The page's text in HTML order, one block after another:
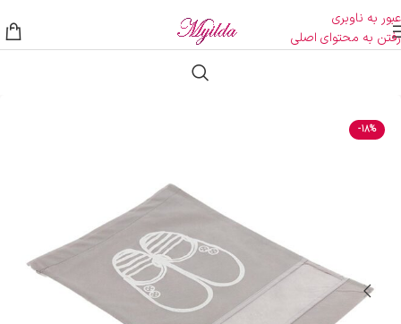
عبور به ناوبری
رفتن به محتوای اصلی
-18%